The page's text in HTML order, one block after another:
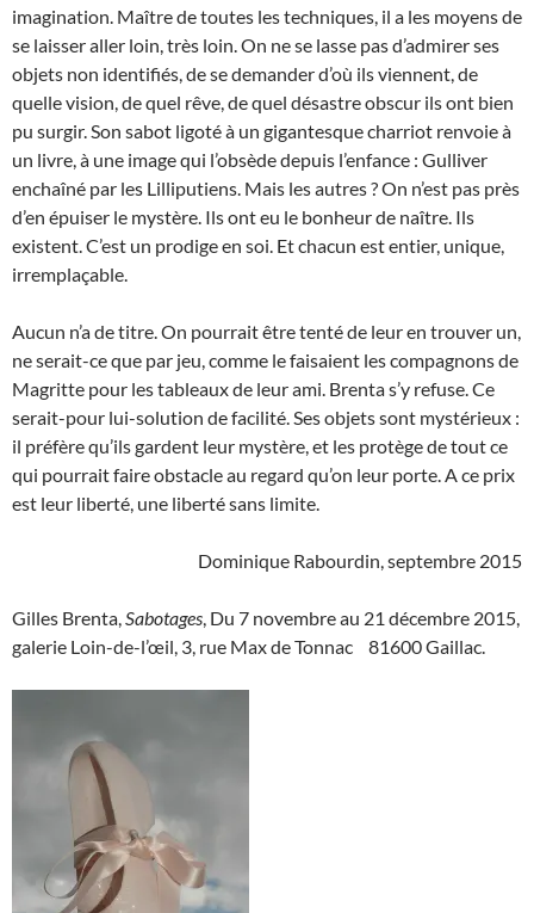
imagination. Maître de toutes les techniques, il a les moyens de
se laisser aller loin, très loin. On ne se lasse pas d’admirer ses
objets non identifiés, de se demander d’où ils viennent, de
quelle vision, de quel rêve, de quel désastre obscur ils ont bien
pu surgir. Son sabot ligoté à un gigantesque charriot renvoie à
un livre, à une image qui l’obsède depuis l’enfance : Gulliver
enchaîné par les Lilliputiens. Mais les autres ? On n’est pas près
d’en épuiser le mystère. Ils ont eu le bonheur de naître. Ils
existent. C’est un prodige en soi. Et chacun est entier, unique,
irremplaçable.
Aucun n’a de titre. On pourrait être tenté de leur en trouver un,
ne serait-ce que par jeu, comme le faisaient les compagnons de
Magritte pour les tableaux de leur ami. Brenta s’y refuse. Ce
serait-pour lui-solution de facilité. Ses objets sont mystérieux :
il préfère qu’ils gardent leur mystère, et les protège de tout ce
qui pourrait faire obstacle au regard qu’on leur porte. A ce prix
est leur liberté, une liberté sans limite.
Dominique Rabourdin, septembre 2015
Gilles Brenta,Sabotages, Du 7 novembre au 21 décembre 2015,
galerie Loin-de-l’œil, 3, rue Max de Tonnac 81600 Gaillac.